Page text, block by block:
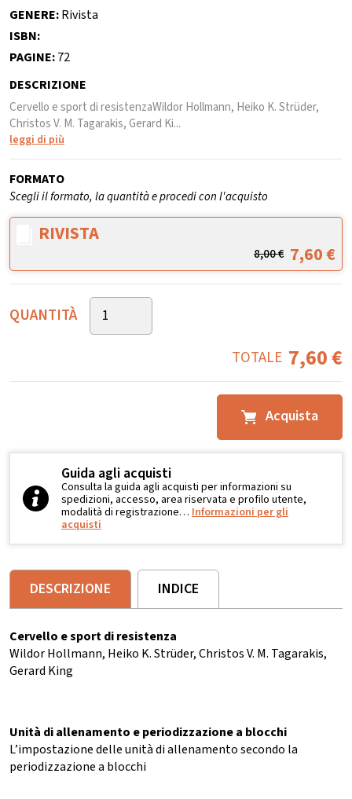
GENERE:Rivista
ISBN:
PAGINE:72
DESCRIZIONE
Cervello e sport di resistenzaWildor Hollmann, Heiko K. Strüder,
Christos V. M. Tagarakis, Gerard Ki...
leggi di più
FORMATO
Scegli il formato, la quantità e procedi con l'acquisto
RIVISTA
8,00€ 7,60€
QUANTITÀ
TOTALE 7,60€
Acquista
Guida agli acquisti
Consulta la guida agli acquisti per informazioni su
spedizioni, accesso, area riservata e profilo utente,
modalità di registrazione… Informazioni per gli
acquisti
DESCRIZIONE INDICE
Cervello e sport di resistenza
Wildor Hollmann, Heiko K. Strüder, Christos V. M. Tagarakis,
Gerard King
Unità di allenamento e periodizzazione a blocchi
L’impostazione delle unità di allenamento secondo la
periodizzazione a blocchi